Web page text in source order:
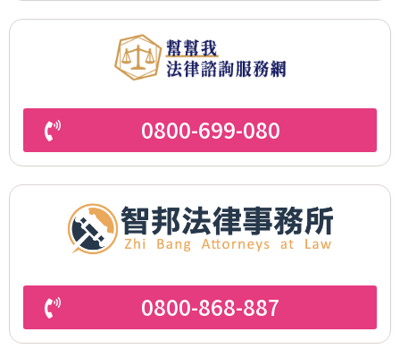
0800-699-080
0800-868-887